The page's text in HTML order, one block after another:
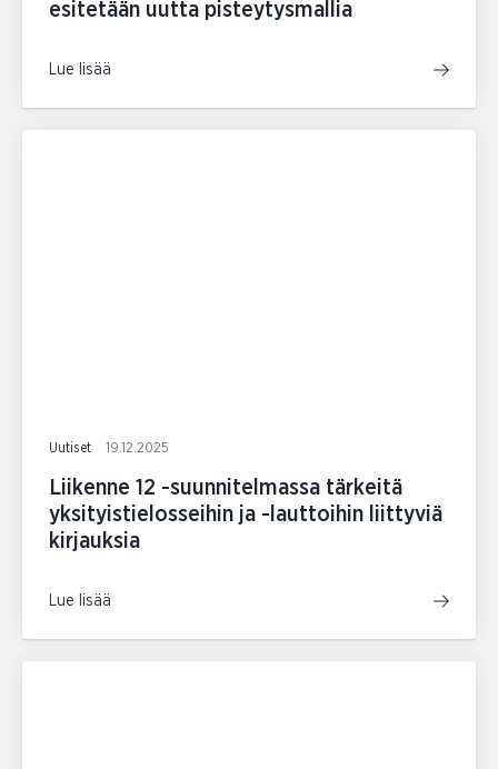
esitetään uutta pisteytysmallia
Lue lisää
Uutiset 19.12.2025
Liikenne 12 -suunnitelmassa tärkeitä
yksityistielosseihin ja -lauttoihin liittyviä
kirjauksia
Lue lisää